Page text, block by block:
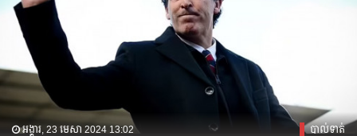
អង្គារ, 23 មេសា 2024 13:02 បាល់ទាត់